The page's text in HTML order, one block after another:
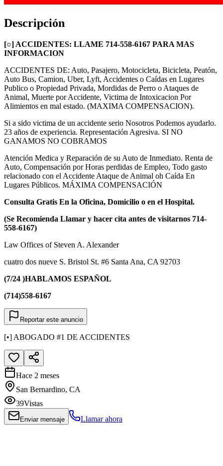
Descripción
[○] ACCIDENTES: LLAME 714-558-6167 PARA MAS
INFORMACION
ACCIDENTES DE: Auto, Pasajero, Motocicleta, Bicicleta, Peatón,
Auto Bus, Camion, Uber, Lyft, Accidentes o Caídas en Lugares
Publico o Propiedad Privada, Mordidas de Perro o Ataques de
Animal, Muerte por Accidente, Victima de Intoxicacion Por
Alimientos en mal estado. (MAXIMA COMPENSACION).
Si a sido victima de un accidente serio Nosotros Podemos ayudarlo.
23 años de experiencia. Representación Agresiva. SI NO
GANAMOS NO COBRAMOS
Atención Medica y Reparación de su Auto de Inmediato. Renta de
Auto, Compensación por Horas perdidas de Empleo, Todo gasto
relacionado con el Accidente Ataque de Animal oh Caída En
Lugares Públicos. MÁXIMA COMPENSACIÓN
Consulta Gratis En la Oficina, Domicilio o en el Hospital.
(Se Recomienda Llamar y hacer cita antes de visitarnos 714-
558-6167)
Law Offices of Steven A. Alexander
cuatro dos nueve S. Bristol St. #6 Santa Ana, CA 92703
(7/24 )HABLAMOS ESPAÑOL
(714)558-6167
Reportar este anuncio
[•] ABOGADO #1 DE ACCIDENTES
Hace 2 meses
San Bernardino, CA
39Vistas
Enviar mensaje Llamar ahora